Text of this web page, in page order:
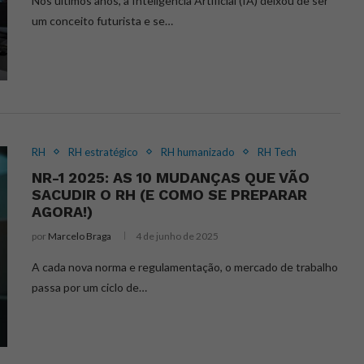
um conceito futurista e se…
RH RH estratégico RH humanizado RH Tech
NR-1 2025: AS 10 MUDANÇAS QUE VÃO
SACUDIR O RH (E COMO SE PREPARAR
AGORA!)
por Marcelo Braga 4 de junho de 2025
A cada nova norma e regulamentação, o mercado de trabalho
passa por um ciclo de…